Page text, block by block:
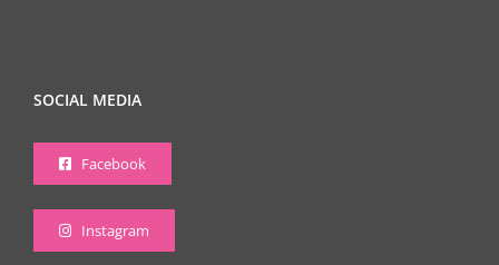
SOCIAL MEDIA
Facebook
Instagram